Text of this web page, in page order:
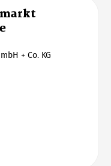
+ Co. KG